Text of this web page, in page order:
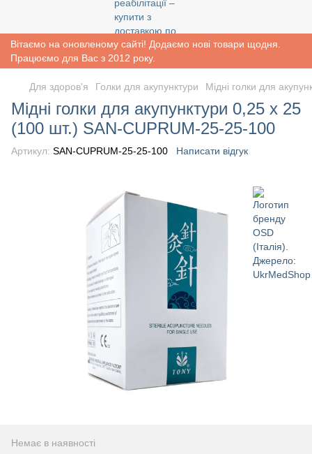
Вітаємо на оновленому сайті! Додаємо нові товари щодня.
Працюємо для Вас з 2012 року.
Для здоров'я Голки для акупунктури Мідні голки для
Мідні голки для акупунктури 0,25 х 25
(100 шт.) SAN-CUPRUM-25-25-100
Артикул: SAN-CUPRUM-25-25-100 Написати відгук
Немає в наявності